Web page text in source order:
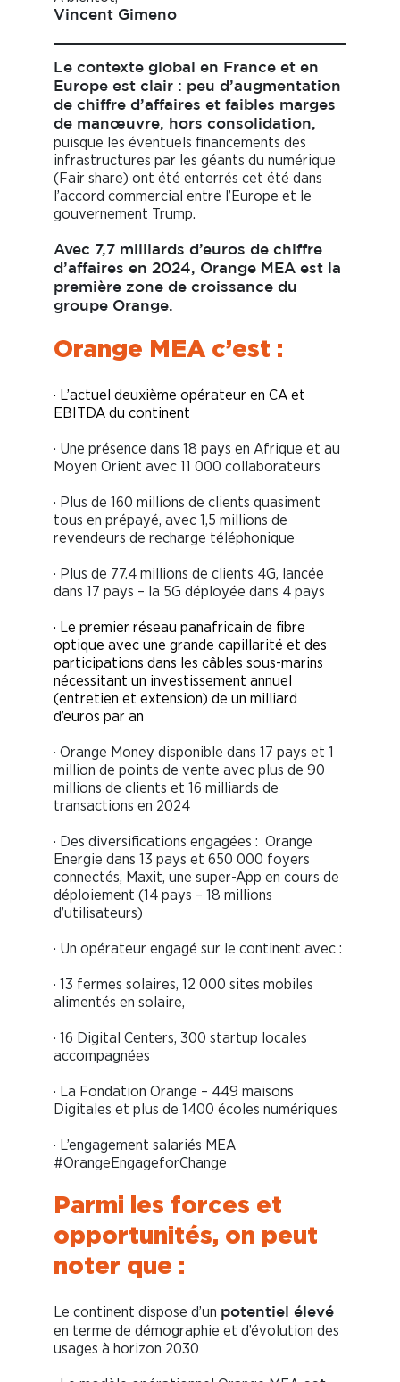
Vincent Gimeno
Le contexte global en France et en
Europe est clair : peu d’augmentation
de chiffre d’affaires et faibles marges
de manœuvre, hors consolidation,
puisque les éventuels financements des
infrastructures par les géants du numérique
(Fair share) ont été enterrés cet été dans
l’accord commercial entre l’Europe et le
gouvernement Trump.
Avec 7,7 milliards d’euros de chiffre
d’affaires en 2024, Orange MEA est la
première zone de croissance du
groupe Orange.
Orange MEA c’est :
· L’actuel deuxième opérateur en CA et
EBITDA du continent
· Une présence dans 18 pays en Afrique et au
Moyen Orient avec 11 000 collaborateurs
· Plus de 160 millions de clients quasiment
tous en prépayé, avec 1,5 millions de
revendeurs de recharge téléphonique
· Plus de 77.4 millions de clients 4G, lancée
dans 17 pays – la 5G déployée dans 4 pays
· Le premier réseau panafricain de fibre
optique avec une grande capillarité et des
participations dans les câbles sous-marins
nécessitant un investissement annuel
(entretien et extension) de un milliard
d’euros par an
· Orange Money disponible dans 17 pays et 1
million de points de vente avec plus de 90
millions de clients et 16 milliards de
transactions en 2024
· Des diversifications engagées : Orange
Energie dans 13 pays et 650 000 foyers
connectés, Maxit, une super-App en cours de
déploiement (14 pays – 18 millions
d’utilisateurs)
· Un opérateur engagé sur le continent avec :
· 13 fermes solaires, 12 000 sites mobiles
alimentés en solaire,
· 16 Digital Centers, 300 startup locales
accompagnées
· La Fondation Orange – 449 maisons
Digitales et plus de 1400 écoles numériques
· L’engagement salariés MEA
#OrangeEngageforChange
Parmi les forces et
opportunités, on peut
noter que :
Le continent dispose d’un potentiel élevé
en terme de démographie et d’évolution des
usages à horizon 2030